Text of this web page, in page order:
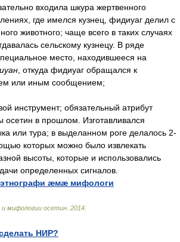
входила шкура жертвенного
где имелся кузнец, фидиуаг делил с
животного; чаще всего в таких случаях
сельскому кузнецу. В ряде
место, находившееся на
, откуда фидиуаг обращался к
или иным сообщением;
инструмент; обязательный атрибут
осетин в прошлом. Изготавливался
или тура; в выделанном роге делалось 2-
которых можно было извлекать
высоты, которые и использовались
определенных сигналов.
æмæ мифологи
и мифологии осетин 2014
НИР?